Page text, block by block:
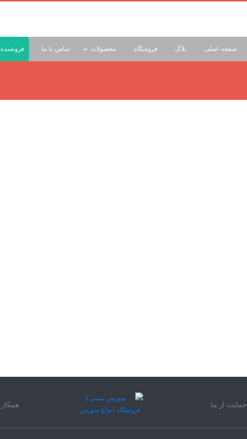
صفحه اصلی بلاگ فروشگاه محصولات تماس با ما
حمایت از ما